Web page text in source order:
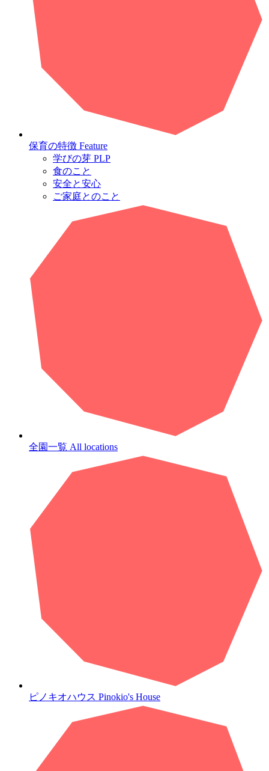
保育の特徴 Feature
学びの芽 PLP
食のこと
安全と安心
ご家庭とのこと
全園一覧 All locations
ピノキオハウス Pinokio's House